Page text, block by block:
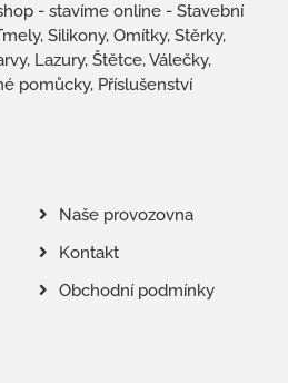
- stavíme online - Stavební
Silikony, Omítky, Stěrky,
Lazury, Štětce, Válečky,
pomůcky, Příslušenství
Naše provozovna
Kontakt
Obchodní podmínky